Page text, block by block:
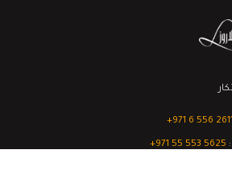
‎+971 6 556 2611
‎+971 55 553 5625